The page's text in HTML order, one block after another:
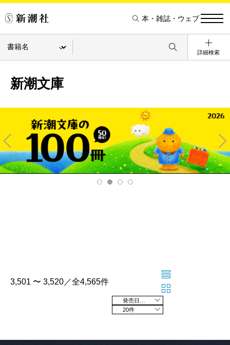
本・雑誌・ウェブ
詳細検索
新潮文庫
Pre
v
Ne
xt
3,501 〜 3,520／全4,565件
20件